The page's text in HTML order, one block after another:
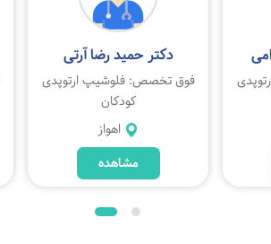
دکتر حمید رضا آرتی
فوق تخصص: فلوشیپ ارتوپدی
کودکان
اهواز
مشاهده